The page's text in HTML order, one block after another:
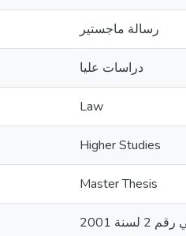
رسالة ماجستير
دراسات عليا
Law
Higher Studies
Master Thesis